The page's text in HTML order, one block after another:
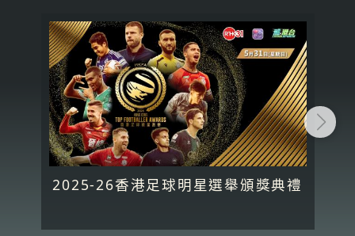
2025-26香港足球明星選舉頒獎典禮